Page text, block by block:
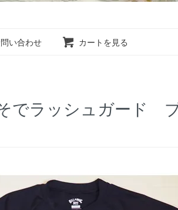
い合わせ カートを見る
でラッシュガード